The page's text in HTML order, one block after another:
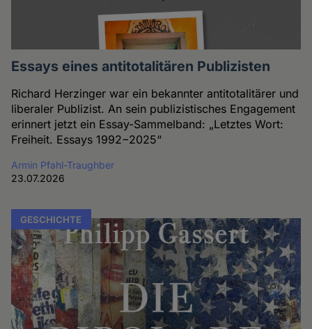
Essays eines antitotalitären Publizisten
Richard Herzinger war ein bekannter antitotalitärer und
liberaler Publizist. An sein publizistisches Engagement
erinnert jetzt ein Essay-Sammelband: „Letztes Wort:
Freiheit. Essays 1992−2025“
Armin Pfahl-Traughber
23.07.2026
GESCHICHTE